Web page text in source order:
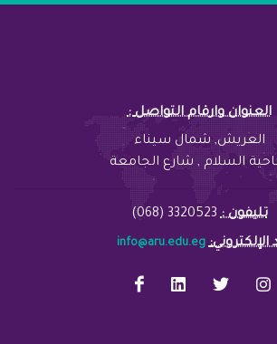
: العنوان وارقام التواصل
العريش, شمال سيناء
السلام , شارع الجامعة
تليفون :3320523 (068)
info@aru.edu.eg الإلكتروني